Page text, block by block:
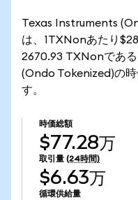
Texas Instruments
は、1TXNonあたり
2670.93 TXNonであ
(Ondo Tokenized)の時
す。
時価総額
$77.28万
取引量 (24時間)
$6.63万
循環供給量